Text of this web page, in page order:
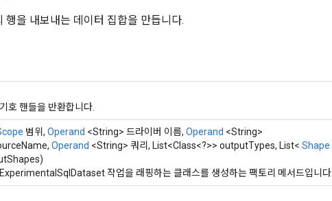
을 내보내는 데이터 집합을 만듭니다.
호 핸들을 반환합니다.
범위, Operand <String> 드라이버 이름, Operand <String>
Operand <String> 쿼리, List<Class<?>> outputTypes, List< Shape
작업을 래핑하는 클래스를 생성하는 팩토리 메서드입니다.